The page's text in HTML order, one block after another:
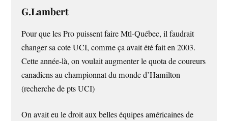
G.Lambert
Pour que les Pro puissent faire Mtl-Québec, il faudrait
changer sa cote UCI, comme ça avait été fait en 2003.
Cette année-là, on voulait augmenter le quota de coureurs
canadiens au championnat du monde d’Hamilton
(recherche de pts UCI)
On avait eu le droit aux belles équipes américaines de